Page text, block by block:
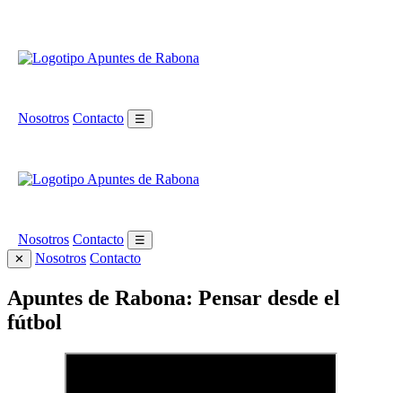
Nosotros Contacto ☰
Nosotros Contacto
☰
✕
Nosotros Contacto
Apuntes de Rabona: Pensar desde el
fútbol